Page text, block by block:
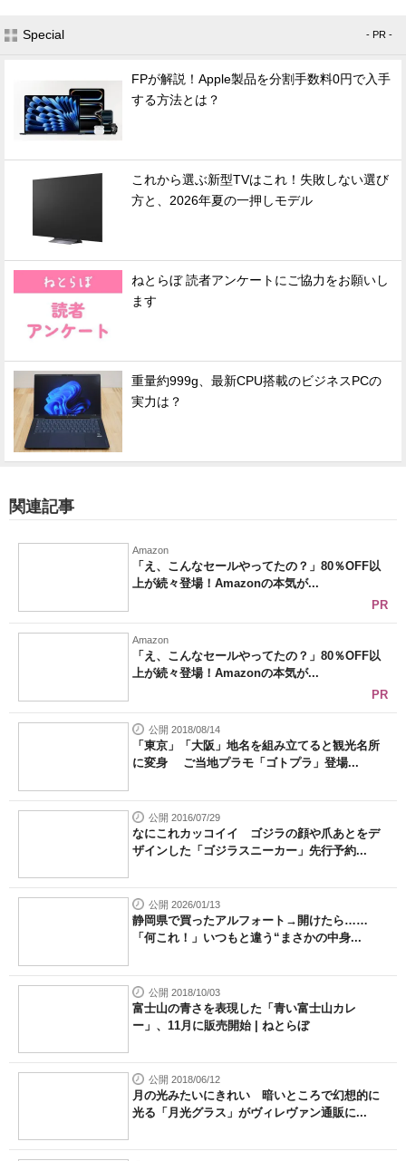
Special - PR -
FPが解説！Apple製品を分割手数料0円で入手
する方法とは？
これから選ぶ新型TVはこれ！失敗しない選び
方と、2026年夏の一押しモデル
ねとらぼ 読者アンケートにご協力をお願いし
ます
重量約999g、最新CPU搭載のビジネスPCの
実力は？
関連記事
Amazon
「え、こんなセールやってたの？」80％OFF以
上が続々登場！Amazonの本気が...
PR
Amazon
「え、こんなセールやってたの？」80％OFF以
上が続々登場！Amazonの本気が...
PR
公開 2018/08/14
「東京」「大阪」地名を組み立てると観光名所
に変身 ご当地プラモ「ゴトプラ」登場...
公開 2016/07/29
なにこれカッコイイ ゴジラの顔や爪あとをデ
ザインした「ゴジラスニーカー」先行予約...
公開 2026/01/13
静岡県で買ったアルフォート→開けたら……
「何これ！」いつもと違う“まさかの中身...
公開 2018/10/03
富士山の青さを表現した「青い富士山カレ
ー」、11月に販売開始 | ねとらぼ
公開 2018/06/12
月の光みたいにきれい 暗いところで幻想的に
光る「月光グラス」がヴィレヴァン通販に...